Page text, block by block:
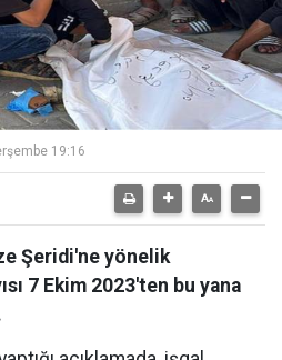
19:16
Şeridi'ne yönelik
7 Ekim 2023'ten bu yana